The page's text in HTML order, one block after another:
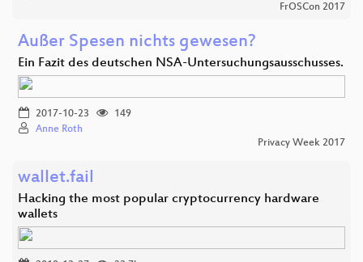
FrOSCon 2017
Außer Spesen nichts gewesen?
Ein Fazit des deutschen NSA-Untersuchungsausschusses.
2017-10-23
149
Anne Roth
Privacy Week 2017
wallet.fail
Hacking the most popular cryptocurrency hardware
wallets